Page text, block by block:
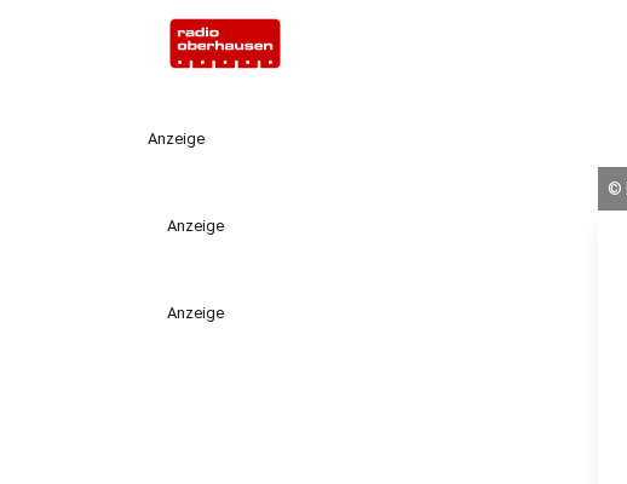
Anzeige
Anzeige
Anzeige
©